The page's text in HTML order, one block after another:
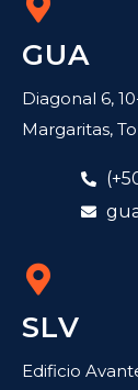
GUA
Diagonal 6,
Margaritas,
SLV
Edificio